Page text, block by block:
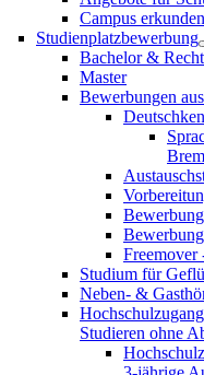
Campus erkunden
Studienplatzbewerbung
Bachelor &
Master
Bewerbungen
Freemover
Studium für
Neben- &
Studieren ohne